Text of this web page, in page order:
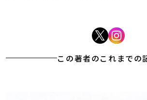
この著者のこれまでの